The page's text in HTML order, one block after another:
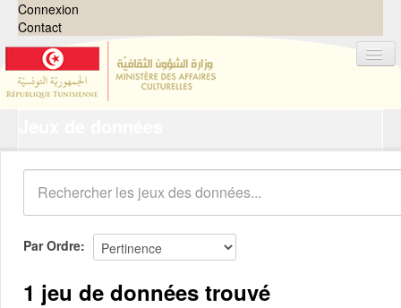
Connexion
Contact
Organisations
Groupes
Demandes 0
À propos
Par Ordre
1 jeu de données trouvé